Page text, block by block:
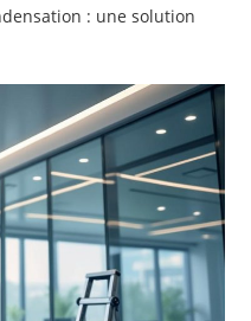
: une solution